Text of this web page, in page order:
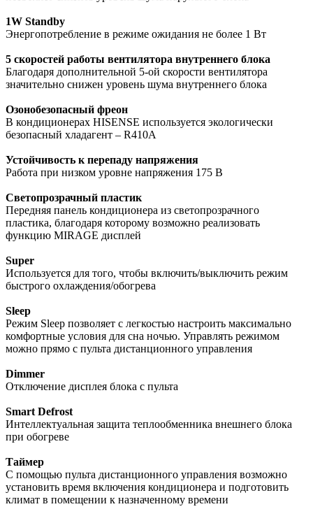
1W Standby
Энергопотребление в режиме ожидания не более 1 Вт
5 скоростей работы вентилятора внутреннего блока
Благодаря дополнительной 5-ой скорости вентилятора
значительно снижен уровень шума внутреннего блока
Озонобезопасный фреон
В кондиционерах HISENSE используется экологически
безопасный хладагент – R410A
Устойчивость к перепаду напряжения
Работа при низком уровне напряжения 175 В
Светопрозрачный пластик
Передняя панель кондиционера из светопрозрачного
пластика, благодаря которому возможно реализовать
функцию MIRAGE дисплей
Super
Используется для того, чтобы включить/выключить режим
быстрого охлаждения/обогрева
Sleep
Режим Sleep позволяет с легкостью настроить максимально
комфортные условия для сна ночью. Управлять режимом
можно прямо с пульта дистанционного управления
Dimmer
Отключение дисплея блока с пульта
Smart Defrost
Интеллектуальная защита теплообменника внешнего блока
при обогреве
Таймер
С помощью пульта дистанционного управления возможно
установить время включения кондиционера и подготовить
климат в помещении к назначенному времени